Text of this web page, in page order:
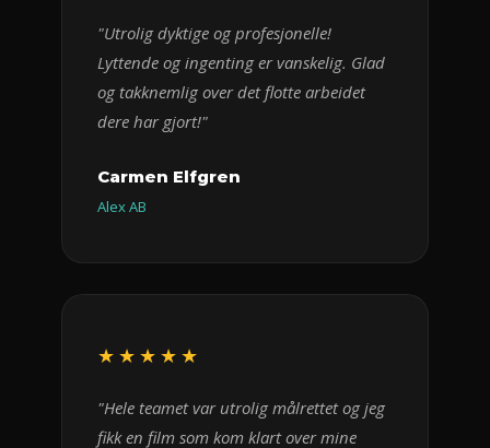
"Utrolig dyktige og profesjonelle!
Lyttende og ingenting er vanskelig. Glad
og takknemlig over det flotte arbeidet
dere har gjort!"
Carmen Elfgren
Alex AB
★★★★★
"Hele teamet var utrolig målrettet og jeg
fikk en film som kom klart over mine